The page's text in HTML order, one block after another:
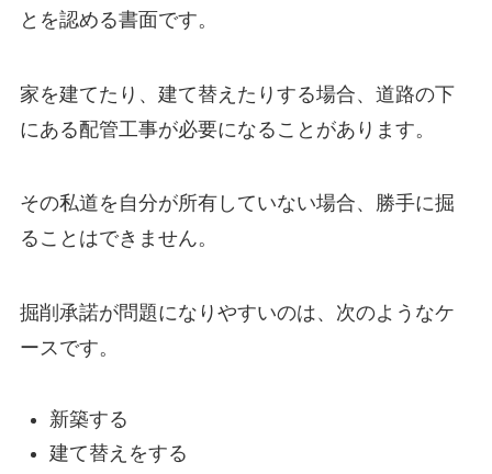
とを認める書面です。
家を建てたり、建て替えたりする場合、道路の下
にある配管工事が必要になることがあります。
その私道を自分が所有していない場合、勝手に掘
ることはできません。
掘削承諾が問題になりやすいのは、次のようなケ
ースです。
新築する
建て替えをする